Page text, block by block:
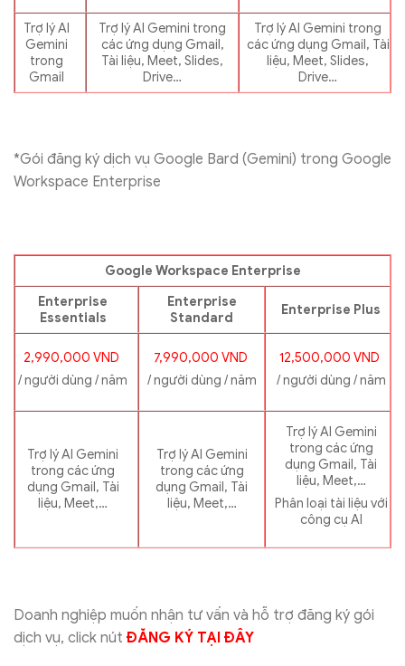
Trợ lý AI
Gemini
trong
Gmail
Trợ lý AI Gemini trong
các ứng dụng Gmail,
Tài liệu, Meet, Slides,
Drive…
Trợ lý AI Gemini trong
các ứng dụng Gmail, Tài
liệu, Meet, Slides,
Drive…
*Gói đăng ký dịch vụ Google Bard (Gemini) trong Google
Workspace Enterprise
Google Workspace Enterprise
Enterprise
Essentials
Enterprise
Standard
Enterprise Plus
2,990,000 VND
/ người dùng / năm
7,990,000 VND
/ người dùng / năm
12,500,000 VND
/ người dùng / năm
Trợ lý AI Gemini
trong các ứng
dụng Gmail, Tài
liệu, Meet,…
Trợ lý AI Gemini
trong các ứng
dụng Gmail, Tài
liệu, Meet,…
Trợ lý AI Gemini
trong các ứng
dụng Gmail, Tài
liệu, Meet,…
Phân loại tài liệu với
công cụ AI
Doanh nghiệp muốn nhận tư vấn và hỗ trợ đăng ký gói
dịch vụ, click nút ĐĂNG KÝ TẠI ĐÂY